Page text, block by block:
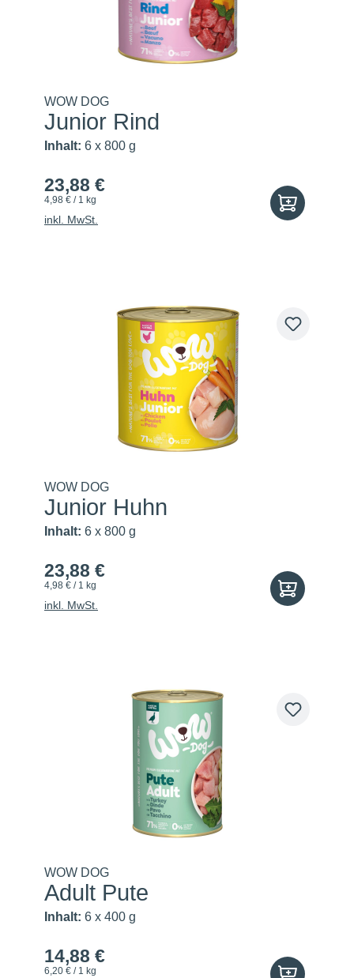
WOW DOG
Junior Rind
Inhalt: 6 x 800 g
23,88 €
4,98 € / 1 kg
inkl. MwSt.
WOW DOG
Junior Huhn
Inhalt: 6 x 800 g
23,88 €
4,98 € / 1 kg
inkl. MwSt.
WOW DOG
Adult Pute
Inhalt: 6 x 400 g
14,88 €
6,20 € / 1 kg